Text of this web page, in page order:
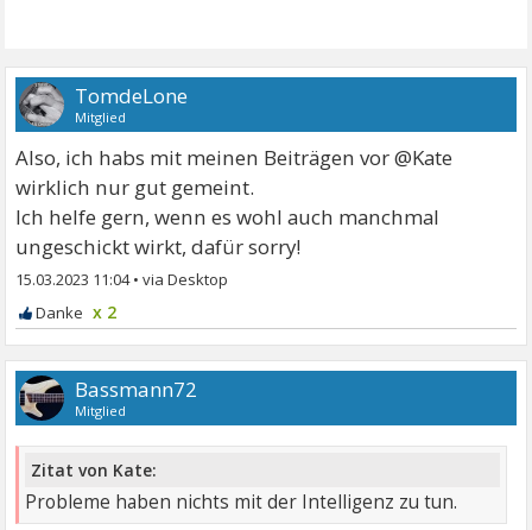
TomdeLone
Mitglied
Also, ich habs mit meinen Beiträgen vor @Kate
wirklich nur gut gemeint.
Ich helfe gern, wenn es wohl auch manchmal
ungeschickt wirkt, dafür sorry!
15.03.2023 11:04•
x 2
Bassmann72
Mitglied
Zitat von Kate:
Probleme haben nichts mit der Intelligenz zu tun.